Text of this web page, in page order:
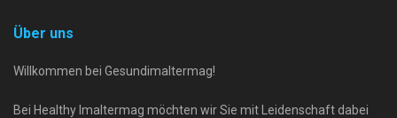
Über uns
Willkommen bei Gesundimaltermag!
Bei Healthy Imaltermag möchten wir Sie mit Leidenschaft dabei